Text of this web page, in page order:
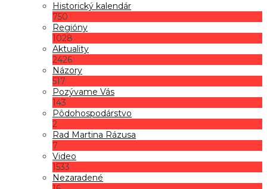
Historický kalendár
750
Regióny
1028
Aktuality
2426
Názory
517
Pozývame Vás
143
Pôdohospodárstvo
2
Rad Martina Rázusa
7
Video
1533
Nezaradené